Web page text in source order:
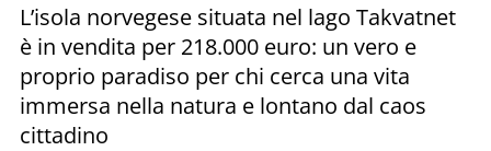
L’isola norvegese situata nel lago Takvatnet
è in vendita per 218.000 euro: un vero e
proprio paradiso per chi cerca una vita
immersa nella natura e lontano dal caos
cittadino